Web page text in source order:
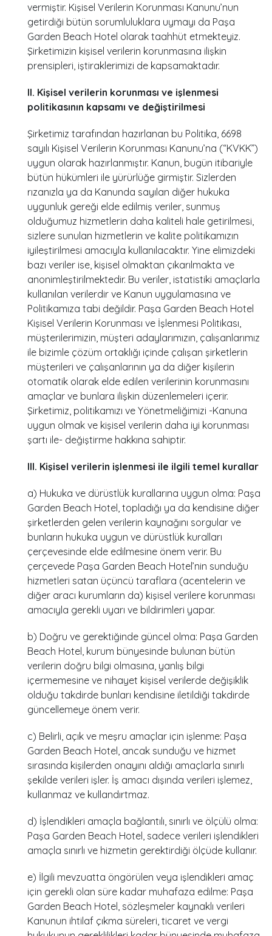
vermiştir. Kişisel Verilerin Korunması Kanunu’nun
getirdiği bütün sorumluluklara uymayı da Paşa
Garden Beach Hotel olarak taahhüt etmekteyiz.
Şirketimizin kişisel verilerin korunmasına ilişkin
prensipleri, iştiraklerimizi de kapsamaktadır.
II. Kişisel verilerin korunması ve işlenmesi
politikasının kapsamı ve değiştirilmesi
Şirketimiz tarafından hazırlanan bu Politika, 6698
sayılı Kişisel Verilerin Korunması Kanunu’na (“KVKK”)
uygun olarak hazırlanmıştır. Kanun, bugün itibariyle
bütün hükümleri ile yürürlüğe girmiştir. Sizlerden
rızanızla ya da Kanunda sayılan diğer hukuka
uygunluk gereği elde edilmiş veriler, sunmuş
olduğumuz hizmetlerin daha kaliteli hale getirilmesi,
sizlere sunulan hizmetlerin ve kalite politikamızın
iyileştirilmesi amacıyla kullanılacaktır. Yine elimizdeki
bazı veriler ise, kişisel olmaktan çıkarılmakta ve
anonimleştirilmektedir. Bu veriler, istatistiki amaçlarla
kullanılan verilerdir ve Kanun uygulamasına ve
Politikamıza tabi değildir. Paşa Garden Beach Hotel
Kişisel Verilerin Korunması ve İşlenmesi Politikası,
müşterilerimizin, müşteri adaylarımızın, çalışanlarımız
ile bizimle çözüm ortaklığı içinde çalışan şirketlerin
müşterileri ve çalışanlarının ya da diğer kişilerin
otomatik olarak elde edilen verilerinin korunmasını
amaçlar ve bunlara ilişkin düzenlemeleri içerir.
Şirketimiz, politikamızı ve Yönetmeliğimizi -Kanuna
uygun olmak ve kişisel verilerin daha iyi korunması
şartı ile- değiştirme hakkına sahiptir.
III. Kişisel verilerin işlenmesi ile ilgili temel kurallar
a) Hukuka ve dürüstlük kurallarına uygun olma: Paşa
Garden Beach Hotel, topladığı ya da kendisine diğer
şirketlerden gelen verilerin kaynağını sorgular ve
bunların hukuka uygun ve dürüstlük kuralları
çerçevesinde elde edilmesine önem verir. Bu
çerçevede Paşa Garden Beach Hotel’nin sunduğu
hizmetleri satan üçüncü taraflara (acentelerin ve
diğer aracı kurumların da) kişisel verilere korunması
amacıyla gerekli uyarı ve bildirimleri yapar.
b) Doğru ve gerektiğinde güncel olma: Paşa Garden
Beach Hotel, kurum bünyesinde bulunan bütün
verilerin doğru bilgi olmasına, yanlış bilgi
içermemesine ve nihayet kişisel verilerde değişiklik
olduğu takdirde bunları kendisine iletildiği takdirde
güncellemeye önem verir.
c) Belirli, açık ve meşru amaçlar için işlenme: Paşa
Garden Beach Hotel, ancak sunduğu ve hizmet
sırasında kişilerden onayını aldığı amaçlarla sınırlı
şekilde verileri işler. İş amacı dışında verileri işlemez,
kullanmaz ve kullandırtmaz.
d) İşlendikleri amaçla bağlantılı, sınırlı ve ölçülü olma:
Paşa Garden Beach Hotel, sadece verileri işlendikleri
amaçla sınırlı ve hizmetin gerektirdiği ölçüde kullanır.
e) İlgili mevzuatta öngörülen veya işlendikleri amaç
için gerekli olan süre kadar muhafaza edilme: Paşa
Garden Beach Hotel, sözleşmeler kaynaklı verileri
Kanunun ihtilaf çıkma süreleri, ticaret ve vergi